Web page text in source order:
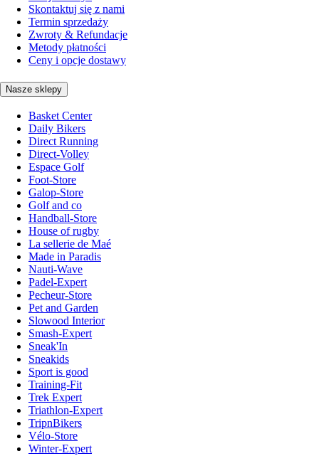
Skontaktuj się z nami
Termin sprzedaży
Zwroty & Refundacje
Metody płatności
Ceny i opcje dostawy
Nasze sklepy
Basket Center
Daily Bikers
Direct Running
Direct-Volley
Espace Golf
Foot-Store
Galop-Store
Golf and co
Handball-Store
House of rugby
La sellerie de Maé
Made in Paradis
Nauti-Wave
Padel-Expert
Pecheur-Store
Pet and Garden
Slowood Interior
Smash-Expert
Sneak'In
Sneakids
Sport is good
Training-Fit
Trek Expert
Triathlon-Expert
TripnBikers
Vélo-Store
Winter-Expert